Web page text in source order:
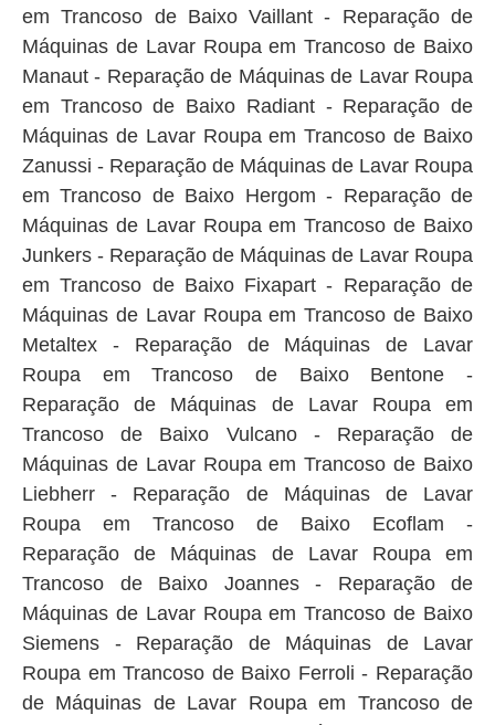
em Trancoso de Baixo Vaillant - Reparação de
Máquinas de Lavar Roupa em Trancoso de Baixo
Manaut - Reparação de Máquinas de Lavar Roupa
em Trancoso de Baixo Radiant - Reparação de
Máquinas de Lavar Roupa em Trancoso de Baixo
Zanussi - Reparação de Máquinas de Lavar Roupa
em Trancoso de Baixo Hergom - Reparação de
Máquinas de Lavar Roupa em Trancoso de Baixo
Junkers - Reparação de Máquinas de Lavar Roupa
em Trancoso de Baixo Fixapart - Reparação de
Máquinas de Lavar Roupa em Trancoso de Baixo
Metaltex - Reparação de Máquinas de Lavar
Roupa em Trancoso de Baixo Bentone -
Reparação de Máquinas de Lavar Roupa em
Trancoso de Baixo Vulcano - Reparação de
Máquinas de Lavar Roupa em Trancoso de Baixo
Liebherr - Reparação de Máquinas de Lavar
Roupa em Trancoso de Baixo Ecoflam -
Reparação de Máquinas de Lavar Roupa em
Trancoso de Baixo Joannes - Reparação de
Máquinas de Lavar Roupa em Trancoso de Baixo
Siemens - Reparação de Máquinas de Lavar
Roupa em Trancoso de Baixo Ferroli - Reparação
de Máquinas de Lavar Roupa em Trancoso de